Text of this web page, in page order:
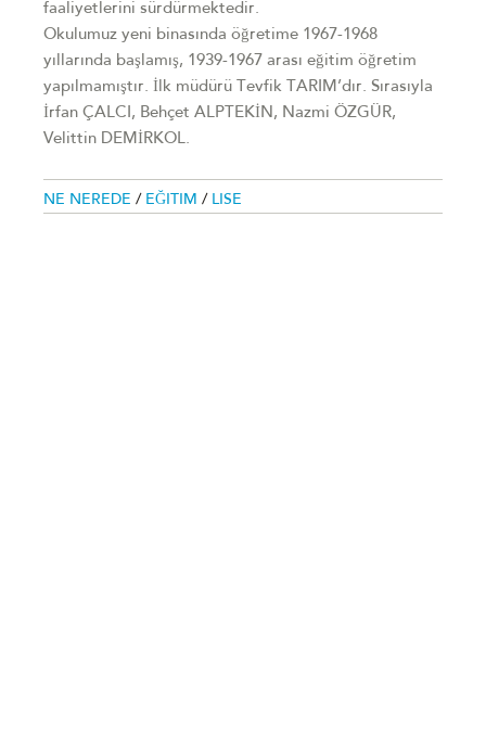
faaliyetlerini sürdürmektedir.
Okulumuz yeni binasında öğretime 1967-1968
yıllarında başlamış, 1939-1967 arası eğitim öğretim
yapılmamıştır. İlk müdürü Tevfik TARIM’dır. Sırasıyla
İrfan ÇALCI, Behçet ALPTEKİN, Nazmi ÖZGÜR,
Velittin DEMİRKOL.
NE NEREDE / EĞITIM / LISE